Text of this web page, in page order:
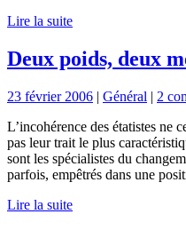
Lire la suite
Deux poids, deux
23 février 2006 | Général | 2
L’incohérence des étatistes ne
pas leur trait le plus
sont les spécialistes du
parfois, empêtrés dans une
Lire la suite